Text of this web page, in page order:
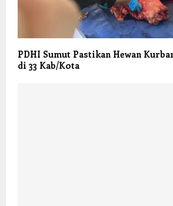
PDHI Sumut Pastikan Hewan
di 33 Kab/Kota